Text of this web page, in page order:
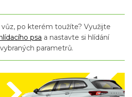
vůz, po kterém toužíte? Využijte
psa a nastavte si hlídání
parametrů.